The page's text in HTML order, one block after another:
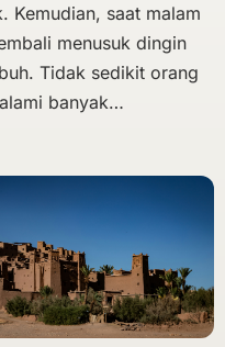
Kemudian, saat malam
menusuk dingin
Tidak sedikit orang
banyak…